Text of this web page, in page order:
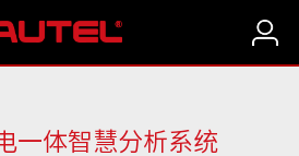
化智慧分析系统